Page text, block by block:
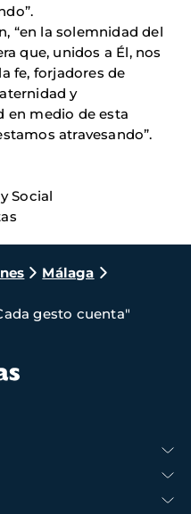
“en la solemnidad del
que, unidos a Él, nos
fe, forjadores de
y
en medio de esta
atravesando”.
Social
Málaga
gesto cuenta"